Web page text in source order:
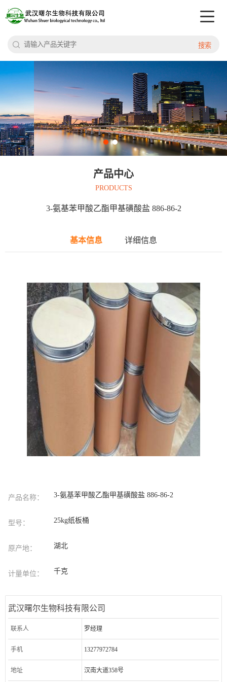
搜索
产品中心
PRODUCTS
3-氨基苯甲酸乙酯甲基磺酸盐 886-86-2
基本信息 详细信息
产品名称： 3-氨基苯甲酸乙酯甲基磺酸盐 886-86-2
型号： 25kg纸板桶
原产地： 湖北
计量单位： 千克
武汉曙尔生物科技有限公司
联系人 罗经理
手机 13277972784
地址 汉南大道358号